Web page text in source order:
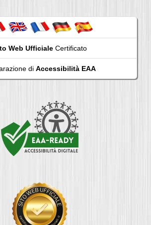
Web UfficialeCertificato
di Accessibilità EAA